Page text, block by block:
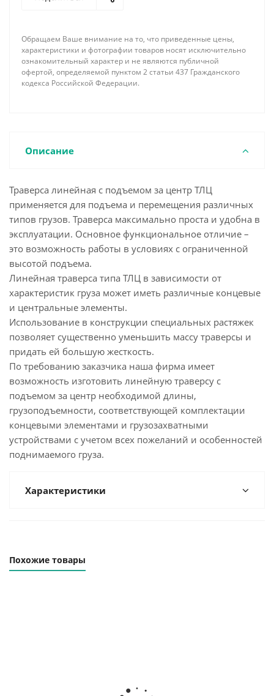
возможность изготовить линейную траверсу с
подъемом за центр необходимой длины,
грузоподъемности, соответствующей
комплектации концевыми элементами и
Обращаем Ваше внимание на то, что приведенные цены,
характеристики и фотографии товаров носят исключительно
ознакомительный характер и не являются публичной
офертой, определяемой пунктом 2 статьи 437 Гражданского
кодекса Российской Федерации.
Описание
Траверса линейная с подъемом за центр ТЛЦ
применяется для подъема и перемещения различных
типов грузов. Траверса максимально проста и удобна в
эксплуатации. Основное функциональное отличие –
это возможность работы в условиях с ограниченной
высотой подъема.
Линейная траверса типа ТЛЦ в зависимости от
характеристик груза может иметь различные концевые
и центральные элементы.
Использование в конструкции специальных растяжек
позволяет существенно уменьшить массу траверсы и
придать ей большую жесткость.
По требованию заказчика наша фирма имеет
возможность изготовить линейную траверсу с
подъемом за центр необходимой длины,
грузоподъемности, соответствующей комплектации
концевыми элементами и грузозахватными
устройствами с учетом всех пожеланий и особенностей
поднимаемого груза.
Характеристики
Похожие товары